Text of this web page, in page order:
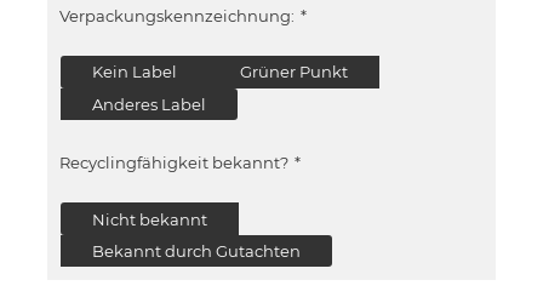
Verpackungskennzeichnung: *
Kein Label
Grüner Punkt
Anderes Label
Recyclingfähigkeit bekannt? *
Nicht bekannt
Bekannt durch Gutachten